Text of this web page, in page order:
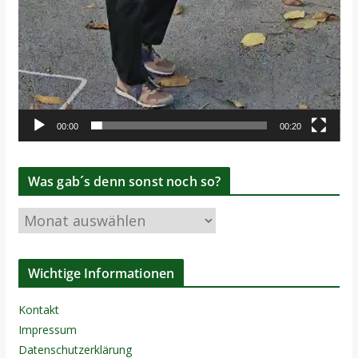
00:00 00:20
Was gab´s denn sonst noch so?
W
a
s
a
b
´
Wichtige Informationen
Kontakt
Impressum
Datenschutzerklärung